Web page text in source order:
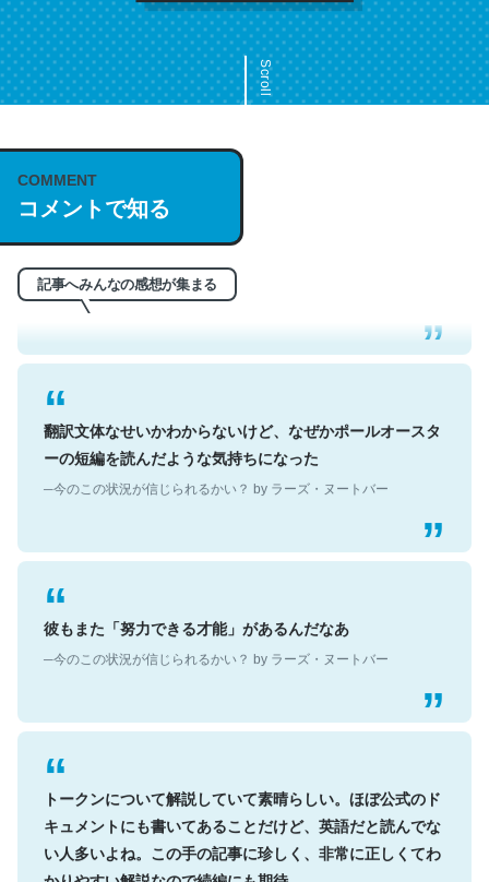
Scroll
COMMENT
コメントで知る
記事へみんなの感想が集まる
これは名文。彼はとてもクレバーなんだろうなと凄く思
う。英語少しでも読める人は原文もお勧め。自分はこの流
れ好き。Let’s Fucking Go. Then Covid hit. Shit.
─今のこの状況が信じられるかい？ by ラーズ・ヌートバー
翻訳文体なせいかわからないけど、なぜかポールオースタ
ーの短編を読んだような気持ちになった
─今のこの状況が信じられるかい？ by ラーズ・ヌートバー
彼もまた「努力できる才能」があるんだなあ
─今のこの状況が信じられるかい？ by ラーズ・ヌートバー
トークンについて解説していて素晴らしい。ほぼ公式のド
キュメントにも書いてあることだけど、英語だと読んでな
い人多いよね。この手の記事に珍しく、非常に正しくてわ
かりやすい解説なので続編にも期待。